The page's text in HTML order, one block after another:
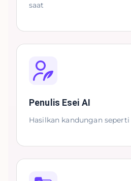
saat
Penulis Esei AI
Hasilkan kandungan seperti